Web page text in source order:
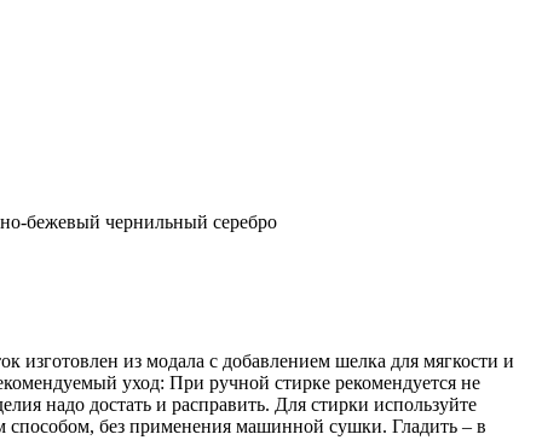
бежевый чернильный серебро
изготовлен из модала с добавлением шелка для мягкости и
уход: При ручной стирке рекомендуется не
надо достать и расправить. Для стирки используйте
способом, без применения машинной сушки. Гладить – в